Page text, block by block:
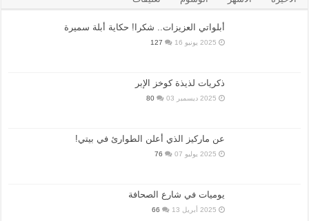
أبلواتي العزيزات.. شكرا! حكاية أبلة سميرة
2025 يونيو 16 127
ذكريات لذيذة كوخز الإبر
2025 ديسمبر 03 80
عن ماركيز الذي أعلن الطوارئ في بيتي!
2025 يوليو 07 76
يوميات في شارع الصحافة
2025 أبريل 13 66